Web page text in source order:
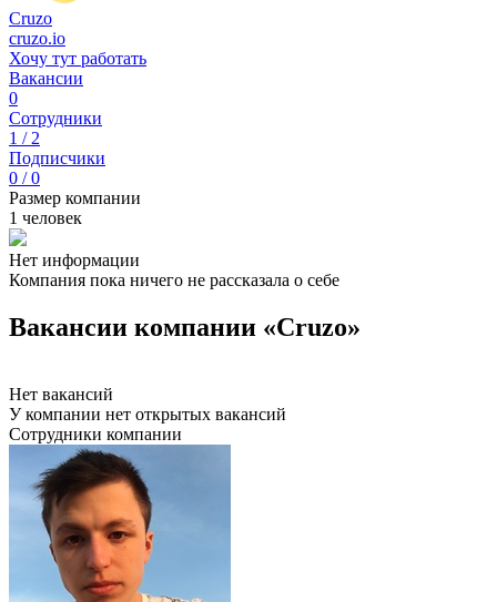
Cruzo
cruzo.io
Хочу тут работать
Вакансии
0
Сотрудники
1 / 2
Подписчики
0 / 0
Размер компании
1 человек
Нет информации
Компания пока ничего не рассказала о себе
Вакансии компании «Cruzo»
Нет вакансий
У компании нет открытых вакансий
Сотрудники компании